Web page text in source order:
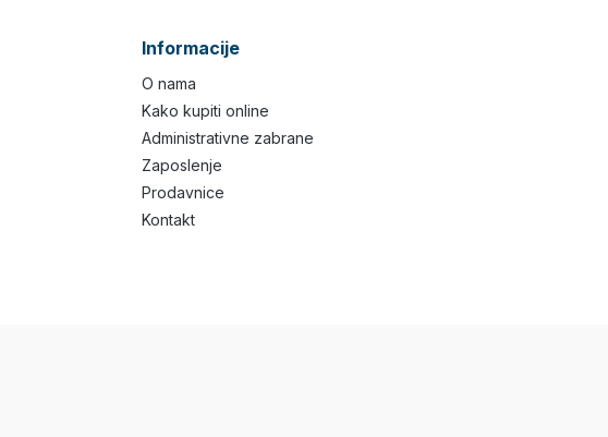
Informacije
O nama
Kako kupiti online
Administrativne zabrane
Zaposlenje
Prodavnice
Kontakt